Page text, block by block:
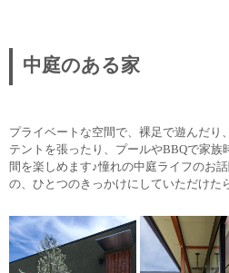
中庭のある家
プライベートな空間で、裸足で遊んだり
テントを張ったり、プールやBBQで家
間を楽しめます♪憧れの中庭ライフのお
の、ひとつのきっかけにしていただけた